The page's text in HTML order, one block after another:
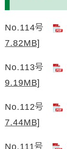
No.114号
7.82MB]
No.113号
9.19MB]
No.112号
7.44MB]
No.111号